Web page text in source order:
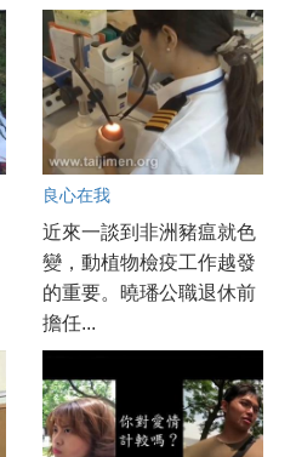
良心在我
近來一談到非洲豬瘟就色
變，動植物檢疫工作越發
的重要。曉璠公職退休前
擔任...